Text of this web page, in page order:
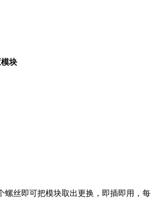
块
丝即可把模块取出更换，即插即用，